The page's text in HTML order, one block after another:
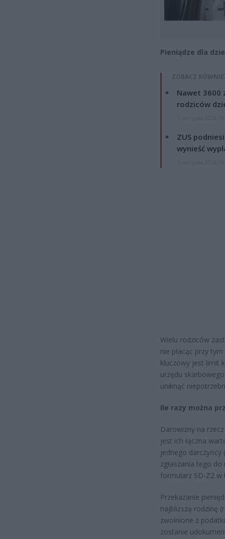
Pieniądze dla
ZOBACZ
Nawet 3600
rodziców
ZUS
wynieść
Wielu rodziców
nie płacąc przy
kluczowy jest limit
urzędu
uniknąć
Ile razy można
Darowizny na
jest ich łączna
jednego darczyńcy
zgłaszania tego
formularz SD-Z2 w
Przekazanie
najbliższą rodzinę
zwolnione z
zostanie